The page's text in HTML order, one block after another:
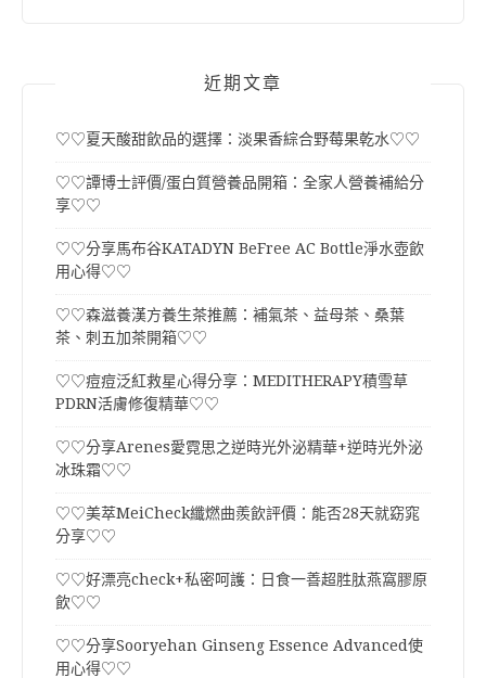
近期文章
♡♡夏天酸甜飲品的選擇：淡果香綜合野莓果乾水♡♡
♡♡譚博士評價/蛋白質營養品開箱：全家人營養補給分
享♡♡
♡♡分享馬布谷KATADYN BeFree AC Bottle淨水壺飲
用心得♡♡
♡♡森滋養漢方養生茶推薦：補氣茶、益母茶、桑葉
茶、刺五加茶開箱♡♡
♡♡痘痘泛紅救星心得分享：MEDITHERAPY積雪草
PDRN活膚修復精華♡♡
♡♡分享Arenes愛霓思之逆時光外泌精華+逆時光外泌
冰珠霜♡♡
♡♡美萃MeiCheck纖燃曲羨飲評價：能否28天就窈窕
分享♡♡
♡♡好漂亮check+私密呵護：日食一善超胜肽燕窩膠原
飲♡♡
♡♡分享Sooryehan Ginseng Essence Advanced使
用心得♡♡